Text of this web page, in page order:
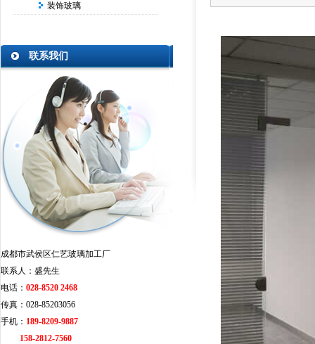
装饰玻璃
联系我们
成都市武侯区仁艺玻璃加工厂
联系人：盛先生
电话： 028-8520 2468
传真：028-85203056
手机： 189-8209-9887
158-2812-7560